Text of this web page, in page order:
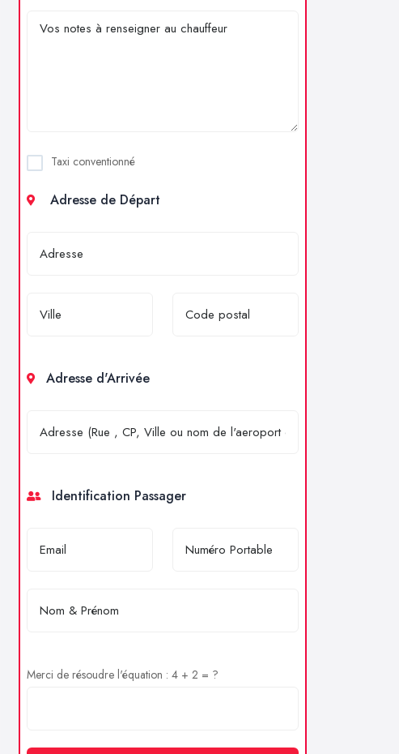
Taxi conventionné
Adresse de Départ
Adresse d'Arrivée
Identification Passager
Merci de résoudre l'équation : 4 + 2 = ?